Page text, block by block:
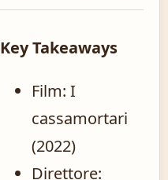
Key Takeaways
Film: I
cassamortari
(2022)
Direttore: